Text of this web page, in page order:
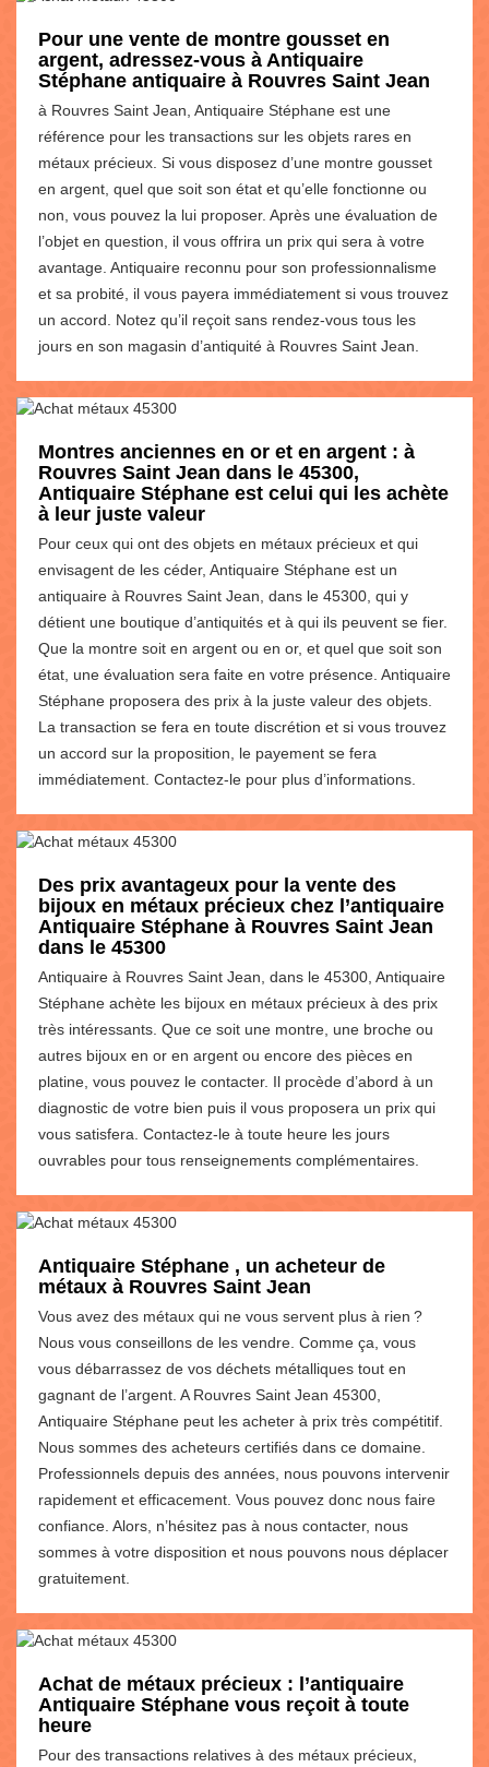
Pour une vente de montre gousset en
argent, adressez-vous à Antiquaire
Stéphane antiquaire à Rouvres Saint Jean
à Rouvres Saint Jean, Antiquaire Stéphane est une
référence pour les transactions sur les objets rares en
métaux précieux. Si vous disposez d’une montre gousset
en argent, quel que soit son état et qu’elle fonctionne ou
non, vous pouvez la lui proposer. Après une évaluation de
l’objet en question, il vous offrira un prix qui sera à votre
avantage. Antiquaire reconnu pour son professionnalisme
et sa probité, il vous payera immédiatement si vous trouvez
un accord. Notez qu’il reçoit sans rendez-vous tous les
jours en son magasin d’antiquité à Rouvres Saint Jean.
Montres anciennes en or et en argent : à
Rouvres Saint Jean dans le 45300,
Antiquaire Stéphane est celui qui les achète
à leur juste valeur
Pour ceux qui ont des objets en métaux précieux et qui
envisagent de les céder, Antiquaire Stéphane est un
antiquaire à Rouvres Saint Jean, dans le 45300, qui y
détient une boutique d’antiquités et à qui ils peuvent se fier.
Que la montre soit en argent ou en or, et quel que soit son
état, une évaluation sera faite en votre présence. Antiquaire
Stéphane proposera des prix à la juste valeur des objets.
La transaction se fera en toute discrétion et si vous trouvez
un accord sur la proposition, le payement se fera
immédiatement. Contactez-le pour plus d’informations.
Des prix avantageux pour la vente des
bijoux en métaux précieux chez l’antiquaire
Antiquaire Stéphane à Rouvres Saint Jean
dans le 45300
Antiquaire à Rouvres Saint Jean, dans le 45300, Antiquaire
Stéphane achète les bijoux en métaux précieux à des prix
très intéressants. Que ce soit une montre, une broche ou
autres bijoux en or en argent ou encore des pièces en
platine, vous pouvez le contacter. Il procède d’abord à un
diagnostic de votre bien puis il vous proposera un prix qui
vous satisfera. Contactez-le à toute heure les jours
ouvrables pour tous renseignements complémentaires.
Antiquaire Stéphane , un acheteur de
métaux à Rouvres Saint Jean
Vous avez des métaux qui ne vous servent plus à rien ?
Nous vous conseillons de les vendre. Comme ça, vous
vous débarrassez de vos déchets métalliques tout en
gagnant de l’argent. A Rouvres Saint Jean 45300,
Antiquaire Stéphane peut les acheter à prix très compétitif.
Nous sommes des acheteurs certifiés dans ce domaine.
Professionnels depuis des années, nous pouvons intervenir
rapidement et efficacement. Vous pouvez donc nous faire
confiance. Alors, n’hésitez pas à nous contacter, nous
sommes à votre disposition et nous pouvons nous déplacer
gratuitement.
Achat de métaux précieux : l’antiquaire
Antiquaire Stéphane vous reçoit à toute
heure
Pour des transactions relatives à des métaux précieux,